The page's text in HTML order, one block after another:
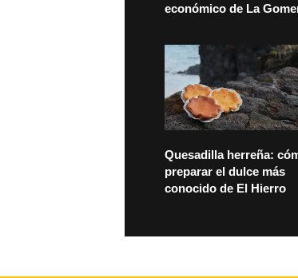
económico de La
Quesadilla herreña:
preparar el dulce más
conocido de El Hierro